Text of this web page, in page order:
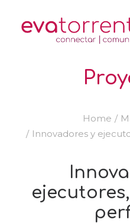
Home
Innovadores y